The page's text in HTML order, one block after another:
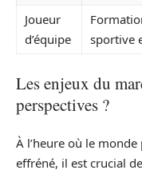
Joueur
d’équipe
sportive
Les enjeux du
perspectives ?
À l’heure où le
effréné, il est crucial